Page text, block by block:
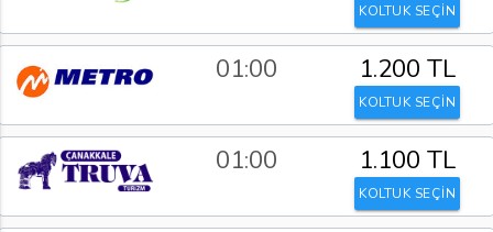
KOLTUK SEÇİN
01:00 1.200 TL
KOLTUK SEÇİN
01:00 1.100 TL
KOLTUK SEÇİN